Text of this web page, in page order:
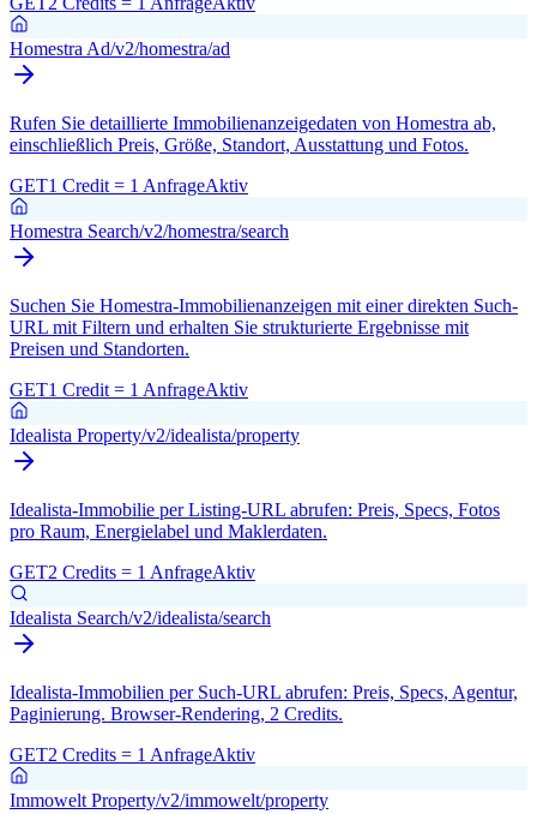
Homestra Ad/v2/homestra/ad
Rufen Sie detaillierte Immobilienanzeigedaten von Homestra ab,
einschließlich Preis, Größe, Standort, Ausstattung und Fotos.
GET1 Credit = 1 AnfrageAktiv
Homestra Search/v2/homestra/search
Suchen Sie Homestra-Immobilienanzeigen mit einer direkten Such-
URL mit Filtern und erhalten Sie strukturierte Ergebnisse mit
Preisen und Standorten.
GET1 Credit = 1 AnfrageAktiv
Idealista Property/v2/idealista/property
Idealista-Immobilie per Listing-URL abrufen: Preis, Specs, Fotos
pro Raum, Energielabel und Maklerdaten.
GET2 Credits = 1 AnfrageAktiv
Idealista Search/v2/idealista/search
Idealista-Immobilien per Such-URL abrufen: Preis, Specs, Agentur,
Paginierung. Browser-Rendering, 2 Credits.
GET2 Credits = 1 AnfrageAktiv
Immowelt Property/v2/immowelt/property